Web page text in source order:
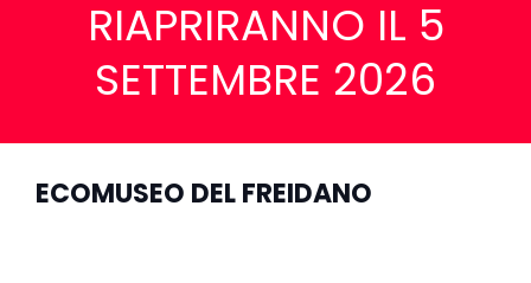
RIAPRIRANNO IL 5
SETTEMBRE 2026
ECOMUSEO DEL FREIDANO